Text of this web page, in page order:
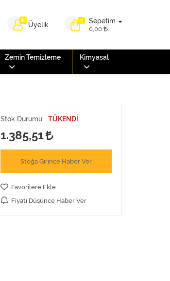
0 Sepetim
0,00
Üyelik
Zemin Temizleme Kimyasal
Stok Durumu: TÜKENDİ
1.385,51
Stoğa Girince Haber Ver
Favorilere Ekle
Fiyatı Düşünce Haber Ver